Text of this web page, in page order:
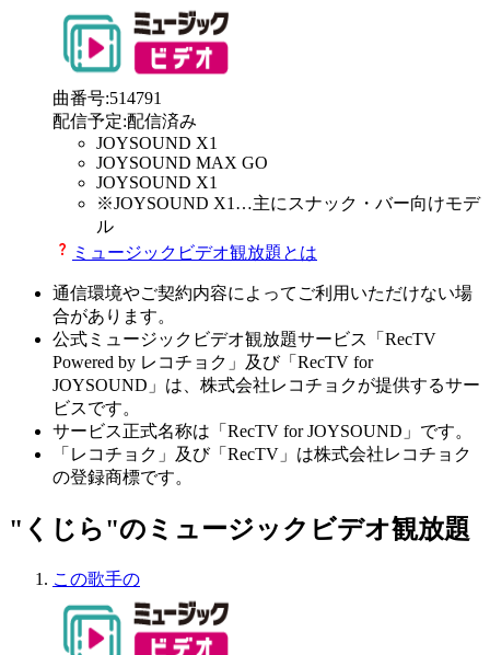
曲番号:514791
配信予定:配信済み
JOYSOUND X1
JOYSOUND MAX GO
JOYSOUND X1
※JOYSOUND X1 …主にスナック・バー向けモデ
ル
ミュージックビデオ観放題とは
通信環境やご契約内容によってご利用いただけない場
合があります。
公式ミュージックビデオ観放題サービス「RecTV
Powered by レコチョク」及び「RecTV for
JOYSOUND」は、株式会社レコチョクが提供するサー
ビスです。
サービス正式名称は「RecTV for JOYSOUND」です。
「レコチョク」及び「RecTV」は株式会社レコチョク
の登録商標です。
"くじら"のミュージックビデオ観放題
この歌手の